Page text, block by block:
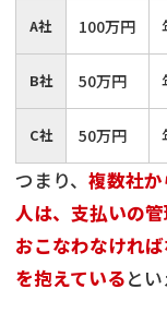
A社 100万円
B社 50万円
C社 50万円
つまり、 複数社
人は、支払いの
おこなわなけれ
を抱えているとい